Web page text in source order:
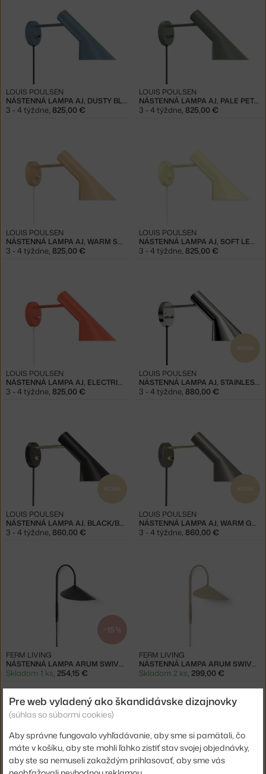
NÁSTENNÁ LAMPA AJ, DUSTY BLUE
LOUIS POULSEN
3 - 4 týždne, 825,00 €
NÁSTENNÁ LAMPA AJ, PALE PETROLEUM
LOUIS POULSEN
3 - 4 týždne, 825,00 €
NÁSTENNÁ LAMPA AJ, WARM SAND
LOUIS POULSEN
3 - 4 týždne, 825,00 €
NÁSTENNÁ LAMPA AJ, SOFT LEMON
LOUIS POULSEN
3 - 4 týždne, 825,00 €
NÁSTENNÁ LAMPA AJ, ELECTRIC ORANGE
LOUIS POULSEN
3 - 4 týždne, 825,00 €
IKONA
NÁSTENNÁ LAMPA AJ, STAINLESS STEEL POLISHED
LOUIS POULSEN
3 - 4 týždne, 880,00 €
IKONA
NÁSTENNÁ LAMPA AJ, BLACK/BRASS
LOUIS POULSEN
3 - 4 týždne, 860,00 €
IKONA
NÁSTENNÁ LAMPA AJ, WARM GREY/BRASS
LOUIS POULSEN
3 - 4 týždne, 860,00 €
−15 %
NÁSTENNÁ LAMPA ARUM SWIVEL, BLACK
FERM LIVING
Skladom 1 ks, 254,15 €
NÁSTENNÁ LAMPA ARUM SWIVEL, CASHMERE
FERM LIVING
Skladom 2 ks, 299,00 €
−15 %
Pre web vyladený ako škandidávske dizajnovky
(súhlas so súbormi cookies)
Aby správne fungovalo vyhľadávanie, aby sme si pamätali, čo
máte v košíku, aby ste mohli ľahko zistiť stav svojej objednávky,
aby ste sa nemuseli zakaždým prihlasovať, aby sme vás